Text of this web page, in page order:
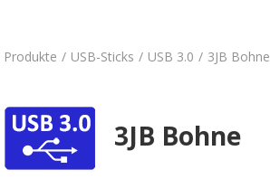
Produkte USB-Sticks USB 3.0 3JB Bohne
3JB Bohne